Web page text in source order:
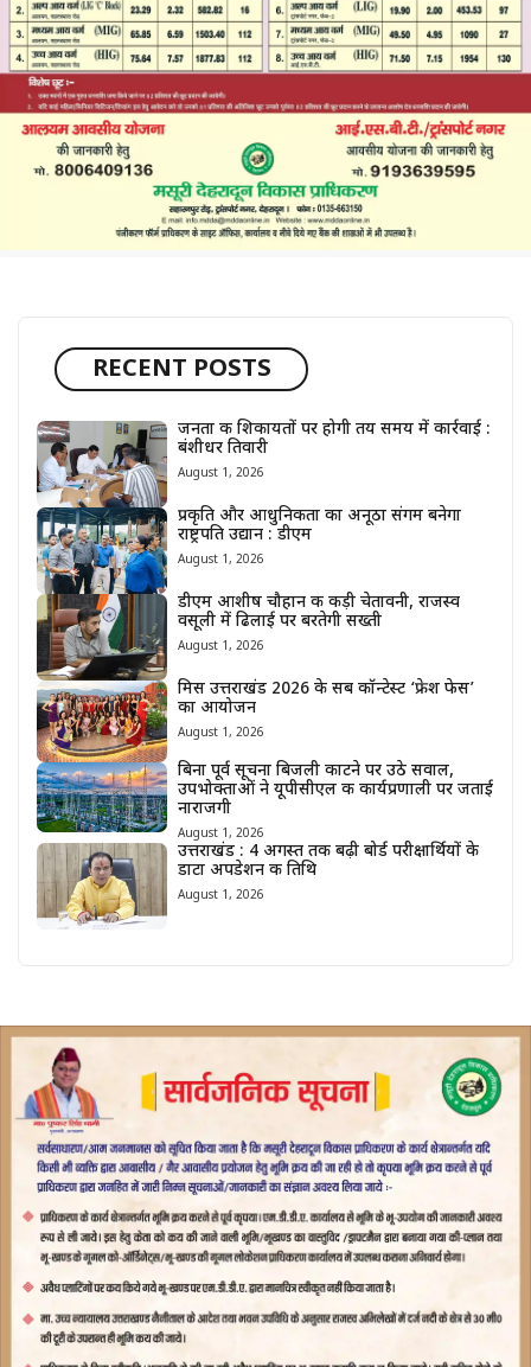
RECENT POSTS
जनता की शिकायतों पर होगी तय समय में कार्रवाई :
बंशीधर तिवारी
August 1, 2026
प्रकृति और आधुनिकता का अनूठा संगम बनेगा
राष्ट्रपति उद्यान : डीएम
August 1, 2026
डीएम आशीष चौहान की कड़ी चेतावनी, राजस्व
वसूली में ढिलाई पर बरतेगी सख्ती
August 1, 2026
मिस उत्तराखंड 2026 के सब कॉन्टेस्ट ‘फ्रेश फेस’
का आयोजन
August 1, 2026
बिना पूर्व सूचना बिजली काटने पर उठे सवाल,
उपभोक्ताओं ने यूपीसीएल की कार्यप्रणाली पर जताई
नाराजगी
August 1, 2026
उत्तराखंड : 4 अगस्त तक बढ़ी बोर्ड परीक्षार्थियों के
डाटा अपडेशन की तिथि
August 1, 2026